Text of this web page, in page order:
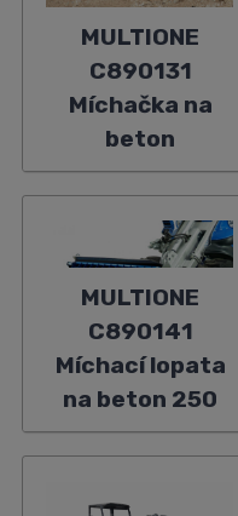
MULTIONE
C890131
Míchačka na
beton
MULTIONE
C890141
Míchací lopata
na beton 250